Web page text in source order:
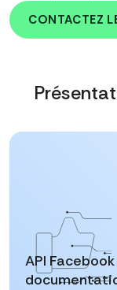
CONTACTEZ
API